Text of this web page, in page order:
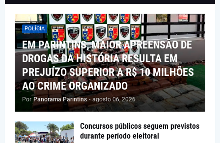
POLÍCIA
EM PARINTINS, MAIOR APREENSÃO DE
DROGAS DA HISTÓRIA RESULTA EM
PREJUÍZO SUPERIOR A R$ 10 MILHÕES
AO CRIME ORGANIZADO
Por Panorama Parintins - agosto 06, 2026
Concursos públicos seguem previstos
durante período eleitoral